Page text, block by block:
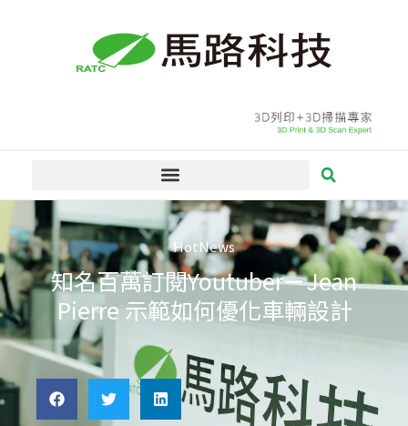
HotNews
知名百萬訂閱Youtuber－Jean
Pierre 示範如何優化車輛設計